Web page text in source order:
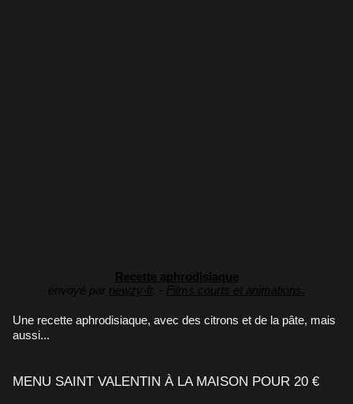
Recette aphrodisiaque
envoyé par newzy-fr. - Films courts et animations.
Une recette aphrodisiaque, avec des citrons et de la pâte, mais
aussi...
MENU SAINT VALENTIN À LA MAISON POUR 20 €